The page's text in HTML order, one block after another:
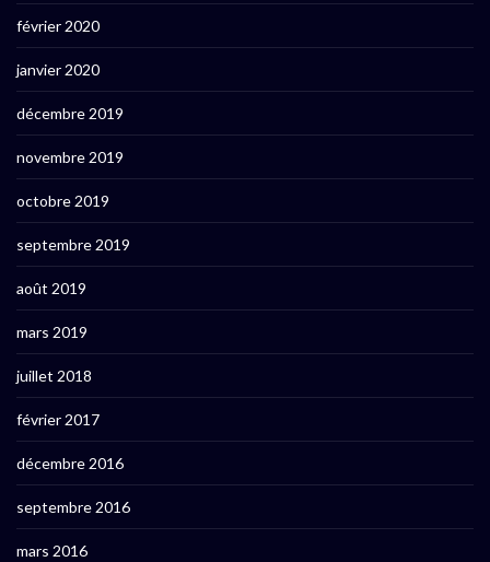
février 2020
janvier 2020
décembre 2019
novembre 2019
octobre 2019
septembre 2019
août 2019
mars 2019
juillet 2018
février 2017
décembre 2016
septembre 2016
mars 2016